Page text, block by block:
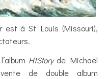
est à St Louis (Missouri),
HIStoryde Michael
de double album